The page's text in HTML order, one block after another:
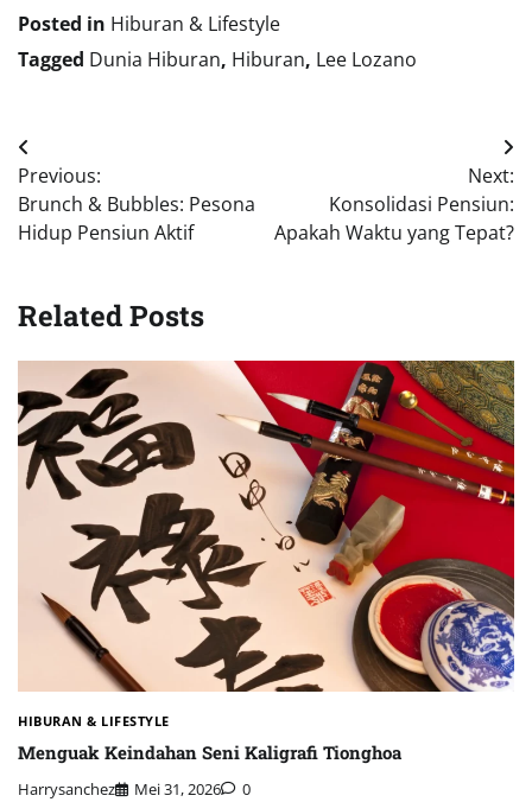
Posted in Hiburan & Lifestyle
Tagged Dunia Hiburan, Hiburan, Lee Lozano
Navigasi
pos
Previous:
Brunch & Bubbles: Pesona
Hidup Pensiun Aktif
Next:
Konsolidasi Pensiun:
Apakah Waktu yang Tepat?
Related Posts
HIBURAN & LIFESTYLE
Menguak Keindahan Seni Kaligrafi Tionghoa
Harrysanchez Mei 31, 2026 0